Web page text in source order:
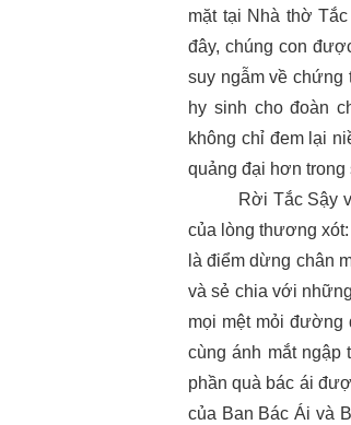
mặt tại Nhà thờ
đây, chúng con
suy ngẫm về chứng
hy sinh cho đoàn
không chỉ đem lại
quảng đại hơn trong
Rời Tắc Sậy với
của lòng thương
là điểm dừng chân
và sẻ chia với
mọi mệt mỏi
cùng ánh mắt ngập
phần quà bác ái
của Ban Bác Ái và